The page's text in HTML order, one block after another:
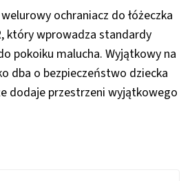
ochraniacz do łóżeczka
który wprowadza standardy
pokoiku malucha. Wyjątkowy na
dba o bezpieczeństwo dziecka
dodaje przestrzeni wyjątkowego